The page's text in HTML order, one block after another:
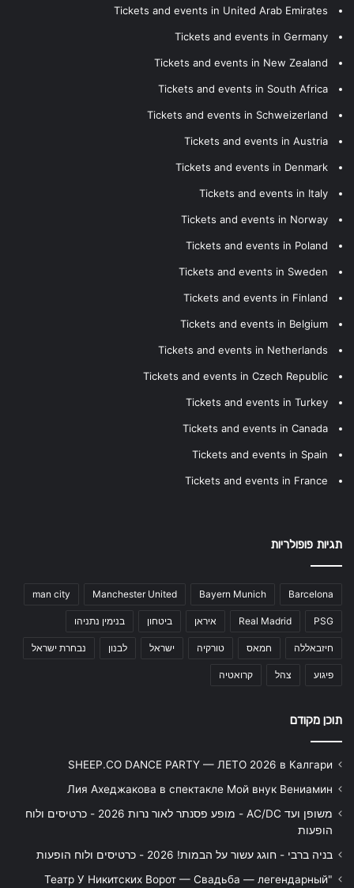
Tickets and events in United Arab Emirates
Tickets and events in Germany
Tickets and events in New Zealand
Tickets and events in South Africa
Tickets and events in Schweizerland
Tickets and events in Austria
Tickets and events in Denmark
Tickets and events in Italy
Tickets and events in Norway
Tickets and events in Poland
Tickets and events in Sweden
Tickets and events in Finland
Tickets and events in Belgium
Tickets and events in Netherlands
Tickets and events in Czech Republic
Tickets and events in Turkey
Tickets and events in Canada
Tickets and events in Spain
Tickets and events in France
תגיות פופולריות
Barcelona
Bayern Munich
Manchester United
man city
PSG
Real Madrid איראן ביטחון בנימין נתניהו
חיזבאללה חמאס טורקיה ישראל לבנון נבחרת ישראל
פיגוע צהל קרואטיה
תוכן מקודם
SHEEP.CO DANCE PARTY — ЛЕТО 2026 в Калгари
Лия Ахеджакова в спектакле Мой внук Вениамин
משופן ועד AC/DC - מופע פסנתר לאור נרות 2026 - כרטיסים ולוח
הופעות
בניה ברבי - חוגג עשור על הבמות! 2026 - כרטיסים ולוח הופעות
"Театр У Никитских Ворот — Свадьба — легендарный